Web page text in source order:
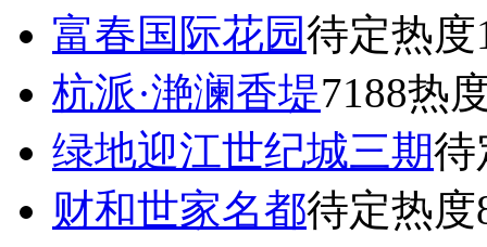
富春国际花园待定热度
杭派·滟澜香堤7188热
绿地迎江世纪城三期待
财和世家名都待定热度